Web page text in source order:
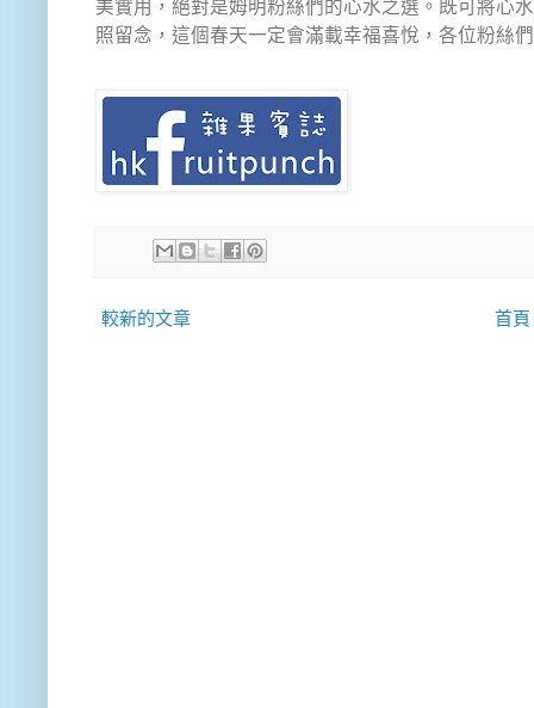
美實用， 絕對是姆明粉絲們的心水之選。既可將心
照留念， 這個春天一定會滿載幸福喜悅，各位粉絲
較新的文章 首頁